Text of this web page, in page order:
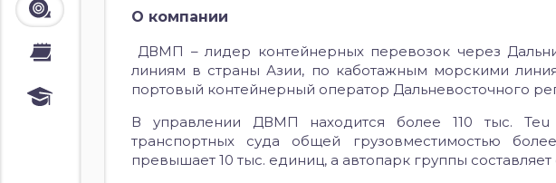
Лента
Календари
облигациям
О компании
ДВМП – лидер контейнерных перевозок через
линиям в страны Азии, по каботажным морскими
портовый контейнерный оператор Дальневосточного
В управлении ДВМП находится более 110 тыс. Teu
транспортных суда общей грузовместимостью
превышает 10 тыс. единиц, а автопарк группы